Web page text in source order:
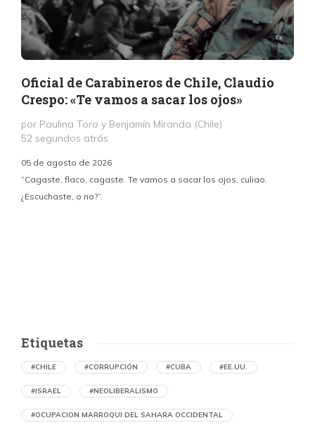
Oficial de Carabineros de Chile, Claudio
Crespo: «Te vamos a sacar los ojos»
por Paulina Toro y Benjamín Miranda (Chile)
52 segundos atrás
05 de agosto de 2026
“Cagaste, flaco, cagaste. Te vamos a sacar los ojos, culiao.
¿Escuchaste, o no?”.
Etiquetas
#CHILE #CORRUPCIÓN #CUBA #EE.UU.
#ISRAEL #NEOLIBERALISMO
#OCUPACION MARROQUI DEL SAHARA OCCIDENTAL